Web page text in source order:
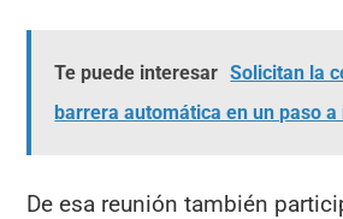
Te puede interesar Solicitan la
barrera automática en un paso
De esa reunión también